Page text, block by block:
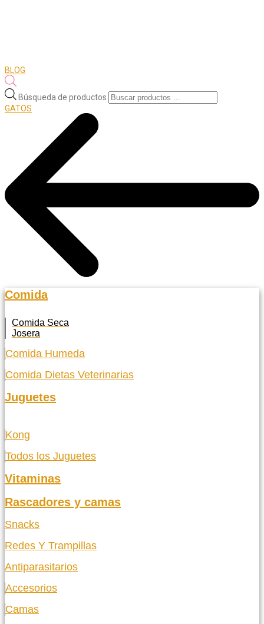
BLOG
Búsqueda de productos
GATOS
Comida
Comida Seca
Josera
Comida Humeda
Comida Dietas Veterinarias
Juguetes
Kong
Todos los Juguetes
Vitaminas
Rascadores y camas
Snacks
Redes Y Trampillas
Antiparasitarios
Accesorios
Camas